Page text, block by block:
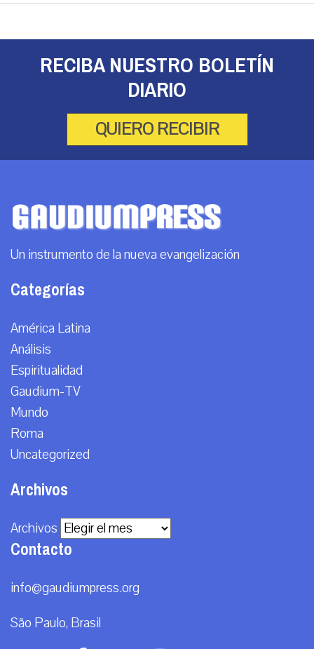
RECIBA NUESTRO BOLETÍN
DIARIO
QUIERO RECIBIR
Un instrumento de la nueva evangelización
Categorías
América Latina
Análisis
Espiritualidad
Gaudium-TV
Mundo
Roma
Uncategorized
Archivos
Archivos
Contacto
info@gaudiumpress.org
São Paulo, Brasil